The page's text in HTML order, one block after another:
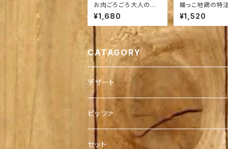
お肉ごろごろ大人のボ
ロネーゼ【ソース２食入
り】
¥1,680
媛っこ地鶏の特
ーセージと玉ね
リームのピッツァ
¥1,520
CATAGORY
デザート
ホールケーキ
チーズケーキ
ピッツァ
2枚セット
セット